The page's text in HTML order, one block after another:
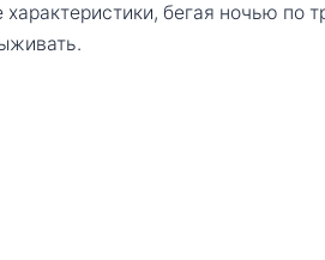
бегая ночью по